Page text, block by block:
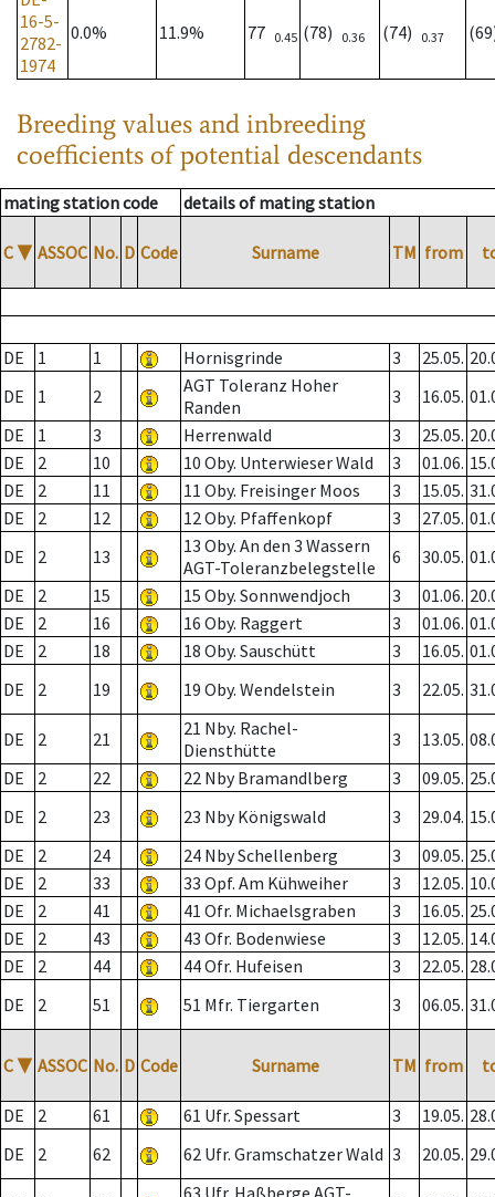
16-5-
2782-
1974
0.0% 11.9% 77 0.45 (78) 0.36 (74) 0.37
Breeding values and inbreeding
coefficients of potential descendants
mating station code details of mating station
C ▼ ASSOC No. D Code Surname TM from
DE 1 1 Hornisgrinde 3 25.05.
DE
1 2
AGT Toleranz Hoher
Randen
3 16.05.
DE
1 3 Herrenwald 3 25.05.
DE
2 10 10 Oby. Unterwieser Wald 3 01.06.
DE
2 11 11 Oby. Freisinger Moos 3 15.05.
DE
2 12 12 Oby. Pfaffenkopf 3 27.05.
DE
2 13
13 Oby. An den 3 Wassern
AGT-Toleranzbelegstelle
6 30.05.
DE
2 15 15 Oby. Sonnwendjoch 3 01.06.
DE
2 16 16 Oby. Raggert 3 01.06.
DE
2 18 18 Oby. Sauschütt 3 16.05.
DE
2 19 19 Oby. Wendelstein 3 22.05.
DE 2 21
21 Nby. Rachel-
Diensthütte
3 13.05.
DE
2 22 22 Nby Bramandlberg 3 09.05.
DE
2 23 23 Nby Königswald 3 29.04.
DE
2 24 24 Nby Schellenberg 3 09.05.
DE
2 33 33 Opf. Am Kühweiher 3 12.05.
DE
2 41 41 Ofr. Michaelsgraben 3 16.05.
DE
2 43 43 Ofr. Bodenwiese 3 12.05.
DE
2 44 44 Ofr. Hufeisen 3 22.05.
DE
2 51 51 Mfr. Tiergarten 3 06.05.
C ▼ ASSOC No. D Code Surname TM from
DE 2 61 61 Ufr. Spessart 3 19.05.
DE
2 62 62 Ufr. Gramschatzer Wald 3 20.05.